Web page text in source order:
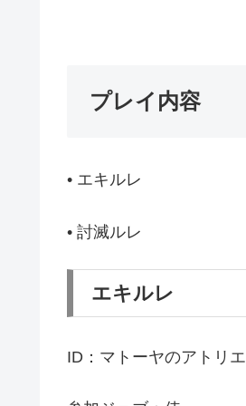
プレイ内容
• エキルレ
• 討滅ルレ
エキルレ
ID：マトーヤのアトリエ